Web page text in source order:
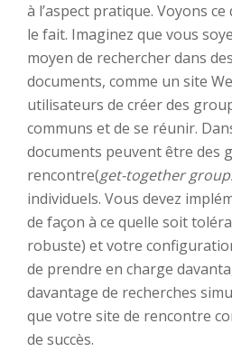
à l’aspect pratique. Voyons
le fait. Imaginez que vous
moyen de rechercher dans
documents, comme un site
utilisateurs de créer des
communs et de se réunir.
documents peuvent être des
rencontre(get-together
individuels. Vous devez
de façon à ce quelle soit
robuste) et votre
de prendre en charge
davantage de recherches
que votre site de rencontre
de succès.